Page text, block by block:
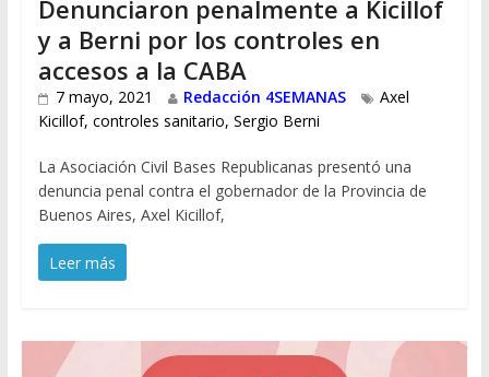
Denunciaron penalmente a Kicillof
y a Berni por los controles en
accesos a la CABA
7 mayo, 2021 Redacción 4SEMANAS
Axel
Kicillof, controles sanitario, Sergio Berni
La Asociación Civil Bases Republicanas presentó una
denuncia penal contra el gobernador de la Provincia de
Buenos Aires, Axel Kicillof,
Leer más